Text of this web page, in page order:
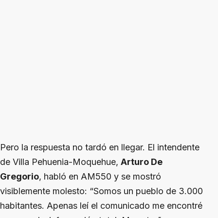
Pero la respuesta no tardó en llegar. El intendente
de Villa Pehuenia-Moquehue, Arturo De
Gregorio, habló en AM550 y se mostró
visiblemente molesto: “Somos un pueblo de 3.000
habitantes. Apenas leí el comunicado me encontré